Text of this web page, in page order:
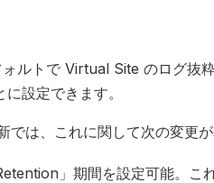
ルトで Virtual Site のログ抜
設定できます。
では、これに関して次の変更
」期間を設定可能。